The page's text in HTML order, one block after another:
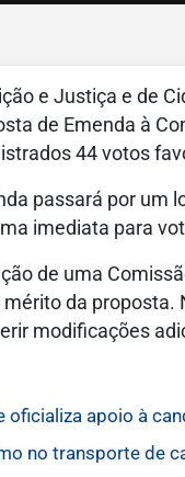
e Justiça e de
de Emenda à
44 votos
passará por um
imediata para
de uma
da
modificações
oficializa apoio à
no transporte de